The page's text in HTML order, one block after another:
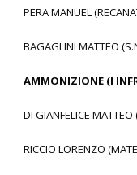
PERA MANUEL
BAGAGLINI MATTEO
AMMONIZIONE (I
DI GIANFELICE
RICCIO LORENZO